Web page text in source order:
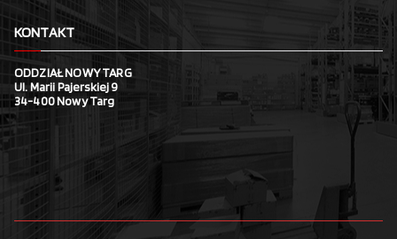
KONTAKT
ODDZIAŁ NOWY TARG
Ul. Marii Pajerskiej 9
34-400 Nowy Targ